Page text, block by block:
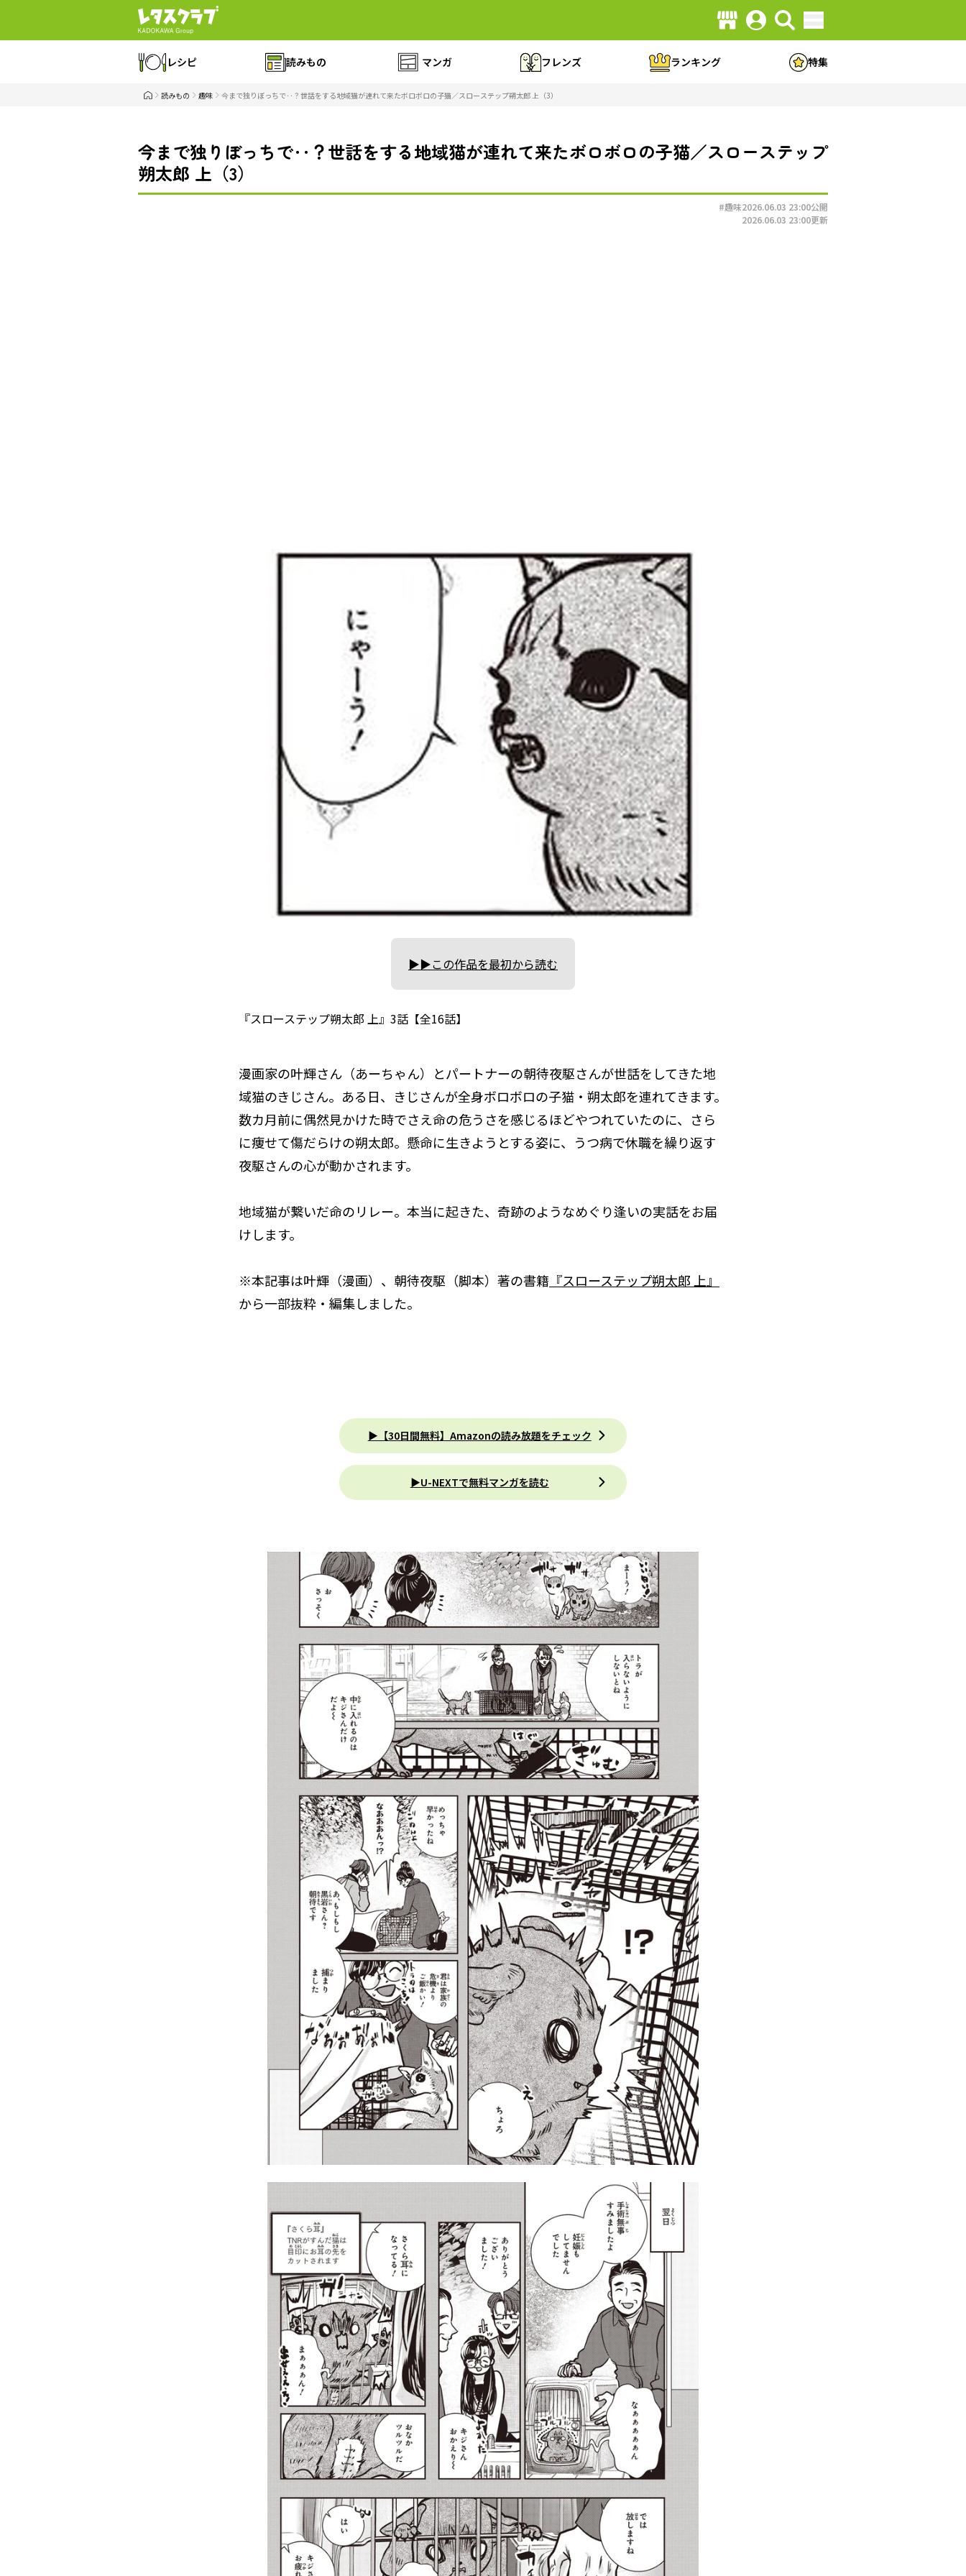
レシピ 読みもの マンガ フレンズ ランキング 特集
読みもの 趣味 今まで独りぼっちで‥？世話をする地域猫が連れて来たボロボロの子猫／スローステップ朔太郎 上（3）
今まで独りぼっちで‥？世話をする地域猫が連れて来たボロボロの子猫／スローステップ
朔太郎 上（3）
#趣味2026.06.03 23:00公開
2026.06.03 23:00更新
▶▶この作品を最初から読む
『スローステップ朔太郎 上』3話【全16話】
漫画家の叶輝さん（あーちゃん）とパートナーの朝待夜駆さんが世話をしてきた地
域猫のきじさん。ある日、きじさんが全身ボロボロの子猫・朔太郎を連れてきます。
数カ月前に偶然見かけた時でさえ命の危うさを感じるほどやつれていたのに、さら
に痩せて傷だらけの朔太郎。懸命に生きようとする姿に、うつ病で休職を繰り返す
夜駆さんの心が動かされます。
地域猫が繋いだ命のリレー。本当に起きた、奇跡のようなめぐり逢いの実話をお届
けします。
※本記事は叶輝（漫画）、朝待夜駆（脚本）著の書籍 『スローステップ朔太郎 上』
から一部抜粋・編集しました。
▶【30日間無料】Amazonの読み放題をチェック
▶U-NEXTで無料マンガを読む